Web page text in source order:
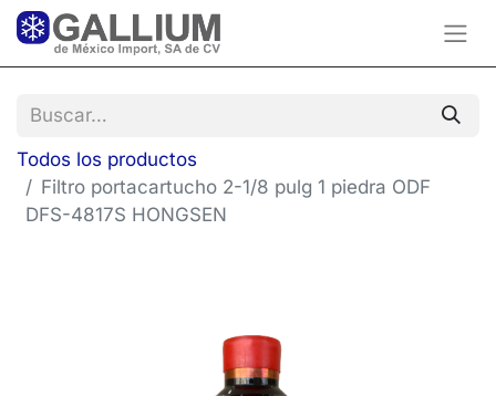
Todos los productos
Filtro portacartucho 2-1/8 pulg 1 piedra ODF
DFS-4817S HONGSEN